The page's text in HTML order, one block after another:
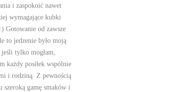
i zaspokoić nawet
wymagające kubki
Gotowanie od zawsze
to jedzenie było moją
jeśli tylko mogłam,
każdy posiłek wspólnie
i rodziną. Z pewnością
szeroką gamę smaków i